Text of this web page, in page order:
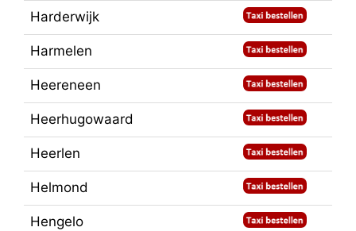
Harderwijk
Harmelen
Heereneen
Heerhugowaard
Heerlen
Helmond
Hengelo